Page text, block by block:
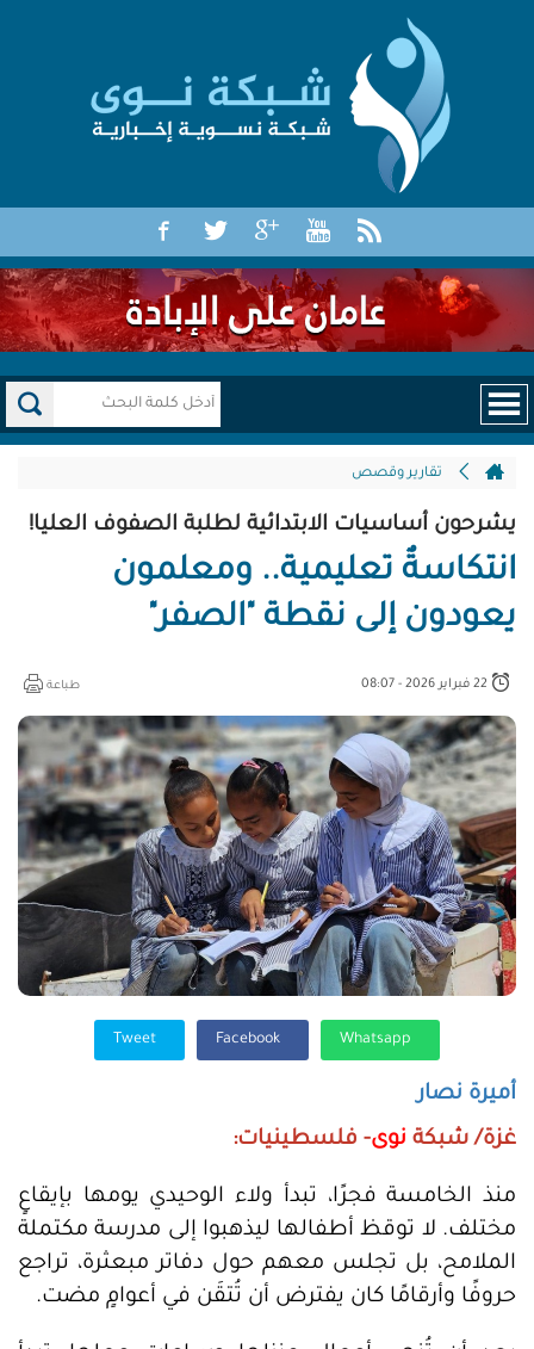
تقارير وقصص
يشرحون أساسيات الابتدائية لطلبة الصفوف العليا!
انتكاسةٌ تعليمية.. ومعلمون
يعودون إلى نقطة "الصفر"
22 فبراير 2026 - 08:07 طباعة
أميرة نصار
غزة/ شبكة نوى- فلسطينيات:
منذ الخامسة فجرًا، تبدأ ولاء الوحيدي يومها بإيقاعٍ
مختلف. لا توقظ أطفالها ليذهبوا إلى مدرسة مكتملة
الملامح، بل تجلس معهم حول دفاتر مبعثرة، تراجع
حروفًا وأرقامًا كان يفترض أن تُتقَن في أعوامٍ مضت.